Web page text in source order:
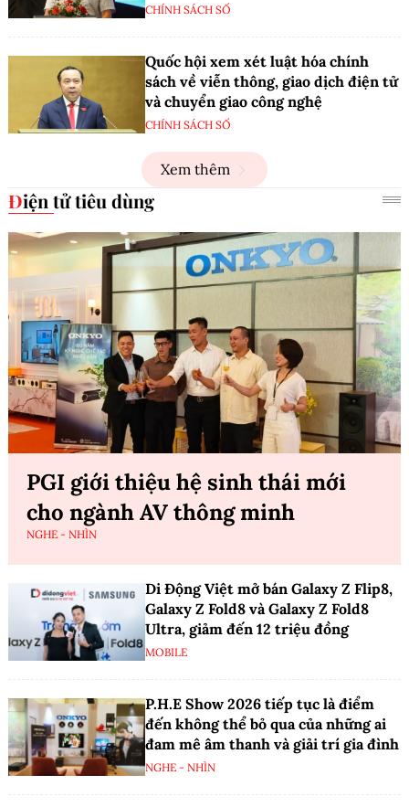
CHÍNH SÁCH SỐ
Quốc hội xem xét luật hóa chính
sách về viễn thông, giao dịch điện tử
và chuyển giao công nghệ
CHÍNH SÁCH SỐ
Xem thêm
Điện tử tiêu dùng
PGI giới thiệu hệ sinh thái mới
cho ngành AV thông minh
NGHE - NHÌN
Di Động Việt mở bán Galaxy Z Flip8,
Galaxy Z Fold8 và Galaxy Z Fold8
Ultra, giảm đến 12 triệu đồng
MOBILE
P.H.E Show 2026 tiếp tục là điểm
đến không thể bỏ qua của những ai
đam mê âm thanh và giải trí gia đình
NGHE - NHÌN